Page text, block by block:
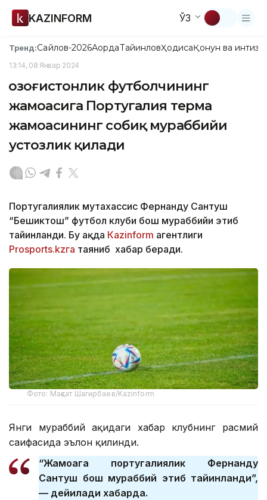
KAZINFORM ЎЗ
Тренд:Сайлов-2026АқордаТайинловҲодисаҚонун ва
13:14, 08 Январ 2024
Қозоғистонлик футболчининг
жамоасига Португалия терма
жамоасининг собиқ мураббийи
устозлик қилади
Португалиялик мутахассис Фернанду Сантуш
“Бешиктош” футбол клуби бош мураббийи этиб
тайинланди. Бу ҳақда Кazinform агентлиги
Prosports.kzга таяниб хабар беради.
Фото: Мақсат Шагирбаев/Kazinform
Янги мураббий ҳақидаги хабар клубнинг расмий
саҳифасида эълон қилинди.
“Жамоага португалиялик Фернанду
Сантуш бош мураббий этиб тайинланди”,
— дейилади хабарда.